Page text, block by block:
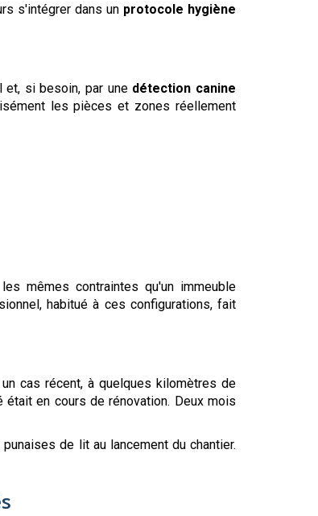
s'intégrer dans un protocole hygiène
et, si besoin, par une détection canine
les pièces et zones réellement
mêmes contraintes qu'un immeuble
habitué à ces configurations, fait
cas récent, à quelques kilomètres de
en cours de rénovation. Deux mois
de lit au lancement du chantier.